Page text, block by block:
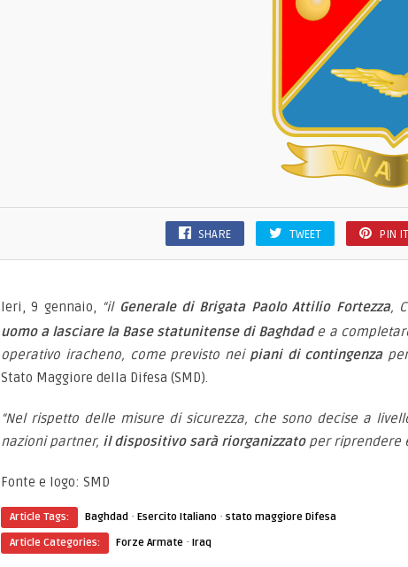
SHARE TWEET PIN IT
Ieri, 9 gennaio, “il Generale di Brigata Paolo Attilio Fortezza,
uomo a lasciare la Base statunitense di Baghdade a
operativo iracheno, come previsto nei piani di contingenzaper
Stato Maggiore della Difesa (SMD).
“Nel rispetto delle misure di sicurezza, che sono decise a
nazioni partner, il dispositivo sarà riorganizzatoper riprendere
Fonte e logo: SMD
Article Tags: Baghdad · Esercito Italiano · stato maggiore Difesa
Article Categories:
Forze Armate · Iraq